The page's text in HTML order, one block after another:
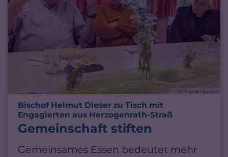
© Steffi Sieger-Bücken
Bischof Helmut Dieser zu Tisch mit
Engagierten aus Herzogenrath-Straß
Gemeinschaft stiften
Gemeinsames Essen bedeutet mehr